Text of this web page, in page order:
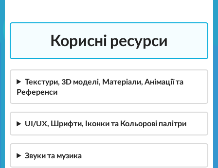
Корисні ресурси
Текстури, 3D моделі, Матеріали, Анімації та
Референси
UI/UX, Шрифти, Іконки та Кольорові палітри
Звуки та музика